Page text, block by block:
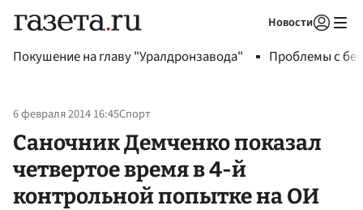
Новости
Покушение на главу "Уралдронзавода" Проблемы с
6 февраля 2014 16:45Спорт
Саночник Демченко показал
четвертое время в 4-й
контрольной попытке на ОИ